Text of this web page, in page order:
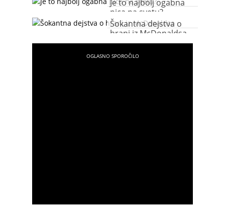
Je to najbolj ogabna
pica na svetu?
Šokantna dejstva o
hrani iz McDonaldsa